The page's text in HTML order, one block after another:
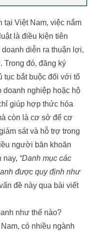
tại Việt Nam, việc nắm
là điều kiện tiên
diễn ra thuận lợi,
Trong đó, đăng ký
tục bắt buộc đối với tổ
doanh nghiệp hoặc hộ
giúp hợp thức hóa
còn là cơ sở để cơ
sát và hỗ trợ trong
người băn khoăn
nay, “Danh mục các
được quy định như
đề này qua bài viết
như thế nào?
có nhiều ngành